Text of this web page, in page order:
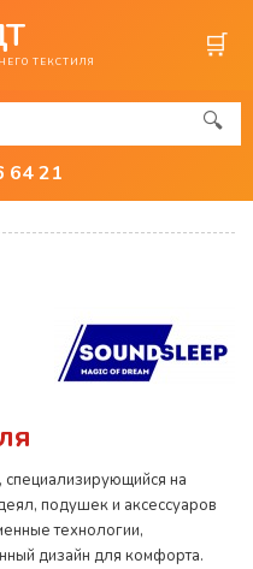
ТЕКСТИЛЯ 🛒
🔍
64 21
на
подушек и аксессуаров
технологии,
дизайн для комфорта.